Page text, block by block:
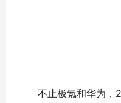
不止极氪和华为，